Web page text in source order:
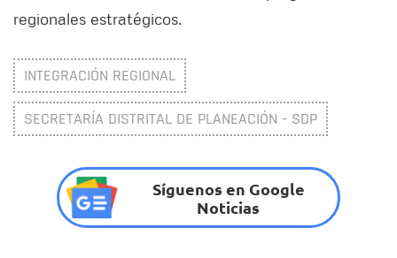
regionales estratégicos.
INTEGRACIÓN REGIONAL
SECRETARÍA DISTRITAL DE PLANEACIÓN - SDP
Síguenos en Google
Noticias